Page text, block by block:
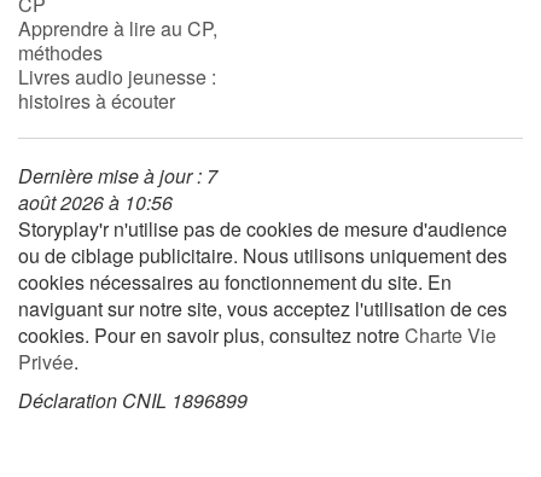
Blog
Actualités
Rencontres et témoignages
Contes d'ici et d'ailleurs
Autour de la lecture
Apprendre à lire
Livre audio
Apprendre à lire au CP,
méthodes
Livres audio jeunesse :
histoires à écouter
Dernière mise à jour : 7
août 2026 à 10:56
Storyplay'r n'utilise pas de cookies de mesure d'audience
ou de ciblage publicitaire. Nous utilisons uniquement des
cookies nécessaires au fonctionnement du site. En
naviguant sur notre site, vous acceptez l'utilisation de ces
cookies. Pour en savoir plus, consultez notreCharte Vie
Privée.
Déclaration CNIL 1896899